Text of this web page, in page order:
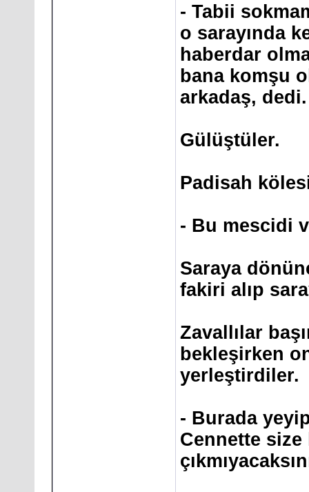
- Tabii
o sarayında
haberdar
bana komşu
arkadaş, dedi.
Gülüştüler.
Padisah
- Bu mescidi
Saraya
fakiri alıp
Zavallılar
bekleşirken
yerleştirdiler.
- Burada
Cennette size